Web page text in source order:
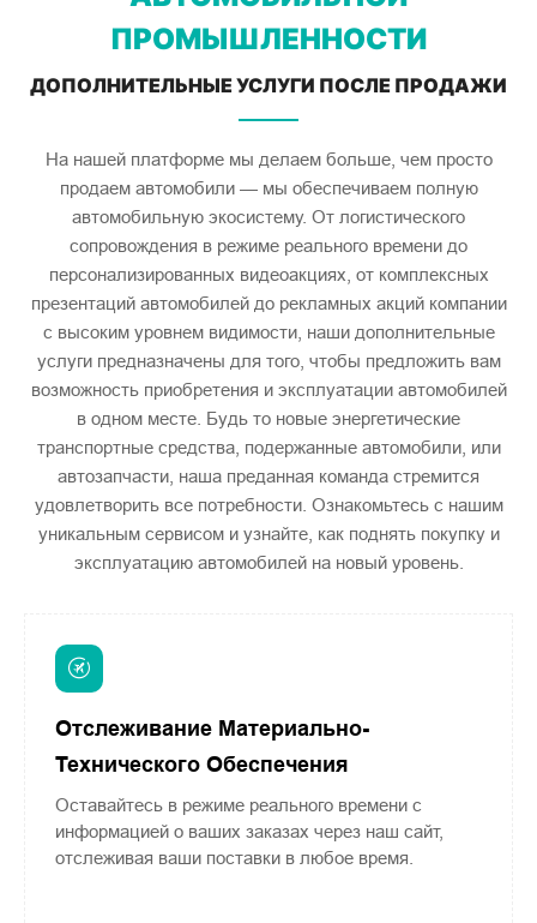
ПРОМЫШЛЕННОСТИ
ДОПОЛНИТЕЛЬНЫЕ УСЛУГИ ПОСЛЕ ПРОДАЖИ
На нашей платформе мы делаем больше, чем просто
продаем автомобили — мы обеспечиваем полную
автомобильную экосистему. От логистического
сопровождения в режиме реального времени до
персонализированных видеоакциях, от комплексных
презентаций автомобилей до рекламных акций компании
с высоким уровнем видимости, наши дополнительные
услуги предназначены для того, чтобы предложить вам
возможность приобретения и эксплуатации автомобилей
в одном месте. Будь то новые энергетические
транспортные средства, подержанные автомобили, или
автозапчасти, наша преданная команда стремится
удовлетворить все потребности. Ознакомьтесь с нашим
уникальным сервисом и узнайте, как поднять покупку и
эксплуатацию автомобилей на новый уровень.
Отслеживание Материально-
Технического Обеспечения
Оставайтесь в режиме реального времени с
информацией о ваших заказах через наш сайт,
отслеживая ваши поставки в любое время.